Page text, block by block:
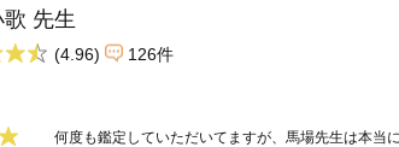
先生
(4.96) 126件
何度も鑑定していただいてますが、馬場先生は本当